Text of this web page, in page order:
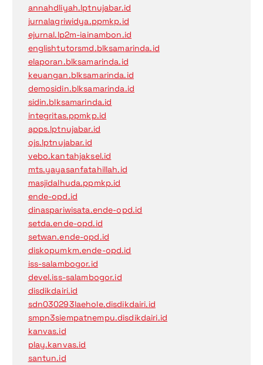
annahdliyah.lptnujabar.id
jurnalagriwidya.ppmkp.id
ejurnal.lp2m-iainambon.id
englishtutorsmd.blksamarinda.id
elaporan.blksamarinda.id
keuangan.blksamarinda.id
demosidin.blksamarinda.id
sidin.blksamarinda.id
integritas.ppmkp.id
apps.lptnujabar.id
ojs.lptnujabar.id
vebo.kantahjaksel.id
mts.yayasanfatahillah.id
masjidalhuda.ppmkp.id
ende-opd.id
dinaspariwisata.ende-opd.id
setda.ende-opd.id
setwan.ende-opd.id
diskopumkm.ende-opd.id
iss-salambogor.id
devel.iss-salambogor.id
disdikdairi.id
sdn030293laehole.disdikdairi.id
smpn3siempatnempu.disdikdairi.id
kanvas.id
play.kanvas.id
santun.id